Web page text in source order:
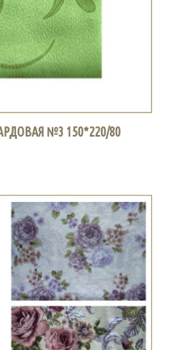
№3 150*220/80